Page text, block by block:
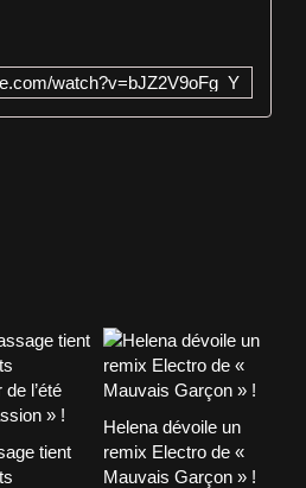
watch?v=bJZ2V9oFg_Y
tient
Helena dévoile un
remix Electro de «
Mauvais Garçon » !